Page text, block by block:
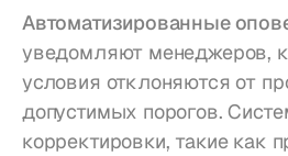
Автоматизированные
уведомляют менеджеров,
условия отклоняются от
допустимых порогов.
корректировки, такие как